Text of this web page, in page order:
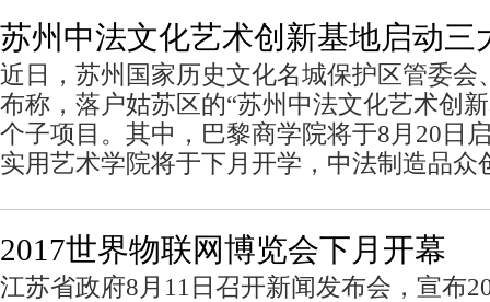
苏州中法文化艺术创新基地启动三
近日，苏州国家历史文化名城保护区管委会
布称，落户姑苏区的“苏州中法文化艺术创
个子项目。其中，巴黎商学院将于8月20日
实用艺术学院将于下月开学，中法制造品众
2017世界物联网博览会下月开幕
江苏省政府8月11日召开新闻发布会，宣布